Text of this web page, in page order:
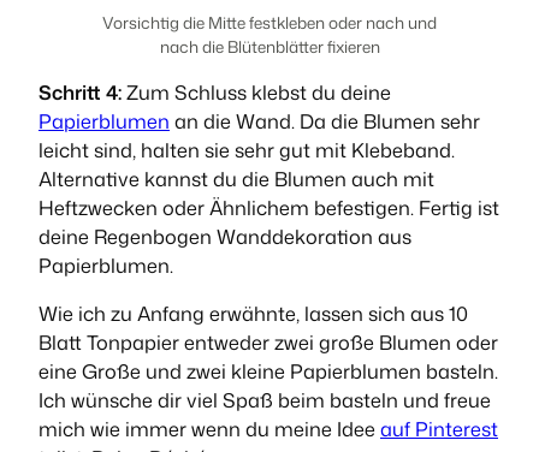
Vorsichtig die Mitte festkleben oder nach und
nach die Blütenblätter fixieren
Schritt 4:Zum Schluss klebst du deine
Papierblumen an die Wand. Da die Blumen sehr
leicht sind, halten sie sehr gut mit Klebeband.
Alternative kannst du die Blumen auch mit
Heftzwecken oder Ähnlichem befestigen. Fertig ist
deine Regenbogen Wanddekoration aus
Papierblumen.
Wie ich zu Anfang erwähnte, lassen sich aus 10
Blatt Tonpapier entweder zwei große Blumen oder
eine Große und zwei kleine Papierblumen basteln.
Ich wünsche dir viel Spaß beim basteln und freue
mich wie immer wenn du meine Idee auf Pinterest